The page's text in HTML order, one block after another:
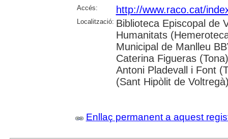
Accés: http://www.raco.cat/
Localització: Biblioteca Episcopal de
Humanitats
Municipal de Manlleu
Caterina Figueras
Antoni Pladevall i Font
(Sant Hipòlit de
Enllaç permanent a aquest